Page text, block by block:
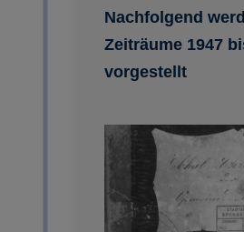
Nachfolgend
Zeiträume 1947
vorgestellt